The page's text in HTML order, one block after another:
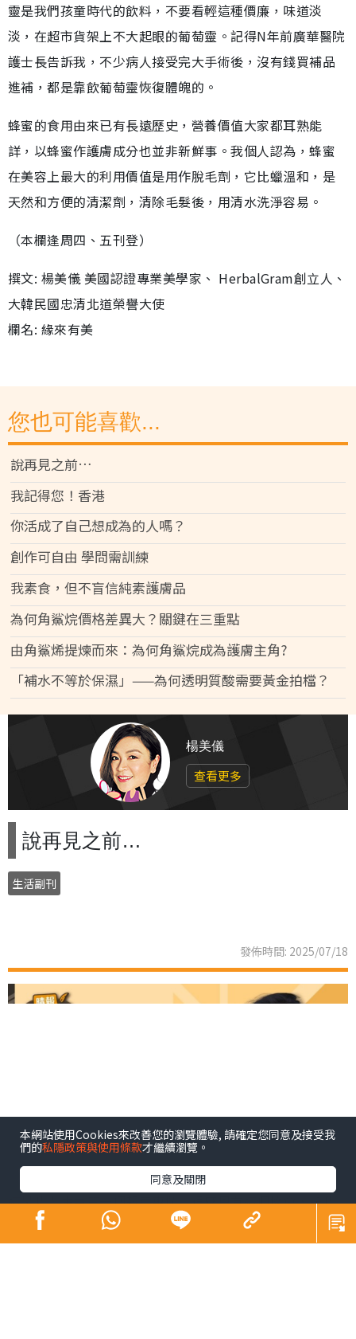
靈是我們孩童時代的飲料，不要看輕這種價廉，味道淡
淡，在超市貨架上不大起眼的葡萄靈。記得N年前廣華醫院
護士長告訴我，不少病人接受完大手術後，沒有錢買補品
進補，都是靠飲葡萄靈恢復體魄的。
蜂蜜的食用由來已有長遠歷史，營養價值大家都耳熟能
詳，以蜂蜜作護膚成分也並非新鮮事。我個人認為，蜂蜜
在美容上最大的利用價值是用作脫毛劑，它比蠟溫和，是
天然和方便的清潔劑，清除毛髮後，用清水洗淨容易。
（本欄逢周四、五刊登）
撰文: 楊美儀 美國認證專業美學家、 HerbalGram創立人、
大韓民國忠清北道榮譽大使
欄名: 緣來有美
您也可能喜歡...
說再見之前…
我記得您！香港
你活成了自己想成為的人嗎？
創作可自由 學問需訓練
我素食，但不盲信純素護膚品
為何角鯊烷價格差異大？關鍵在三重點
由角鯊烯提煉而來：為何角鯊烷成為護膚主角?
「補水不等於保濕」——為何透明質酸需要黃金拍檔？
楊美儀
查看更多
說再見之前…
生活副刊
發佈時間: 2025/07/18
這是我人生中第一個報章專欄。很感恩有這個機會，讓我
的文字被看見。
本網站使用Cookies來改善您的瀏覽體驗, 請確定您同意及接受我
們的私隱政策與使用條款才繼續瀏覽。
同意及關閉